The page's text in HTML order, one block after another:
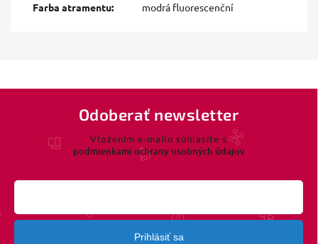
Farba atramentu: modrá fluorescenční
Odoberať newsletter
Vložením e-mailu súhlasíte s
podmienkami ochrany osobných údajov
Prihlásiť sa